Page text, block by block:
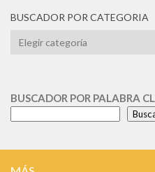
BUSCADOR POR CATEGORIA
BUSCADOR
BUSCADOR POR PALABRA